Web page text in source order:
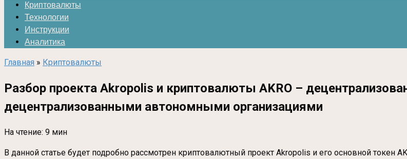
Криптовалюты
Технологии
Инструкции
Аналитика
Главная » Криптовалюты
Разбор проекта Akropolis и криптовалюты AKRO –
децентрализованными автономными организациями
На чтение: 9 мин
В данной статье будет подробно рассмотрен криптовалютный проект Akropolis и его основной токен